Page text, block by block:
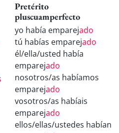
Pretérito
pluscuamperfecto
yo había emparejado
tú habías emparejado
él/ella/usted había
emparejado
nosotros/as habíamos
emparejado
vosotros/as habíais
emparejado
ellos/ellas/ustedes habían